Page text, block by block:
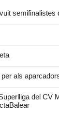
semifinalistes
als
del CV